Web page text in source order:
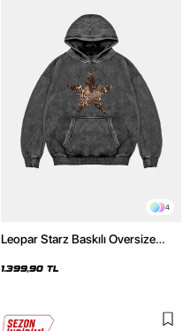
4
Leopar Starz Baskılı Oversize
Hoodie
1.399,90 TL